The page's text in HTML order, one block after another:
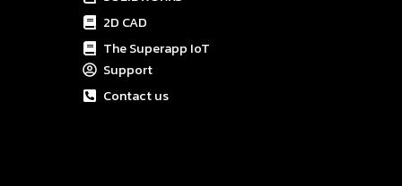
2D CAD
The Superapp IoT
Support
Contact us